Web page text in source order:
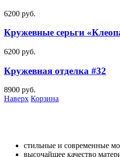
6200 руб.
Кружевные серьги
6200 руб.
Кружевная отделка #32
8900 руб.
Наверх Корзина
стильные и современные
высочайшее качество